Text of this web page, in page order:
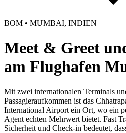
BOM • MUMBAI, INDIEN
Meet & Greet
am Flughafen
Mit zwei internationalen Terminals
Passagieraufkommen ist das
International Airport ein Ort, wo ein
Agent echten Mehrwert bietet. Fast
Sicherheit und Check-in bedeutet,